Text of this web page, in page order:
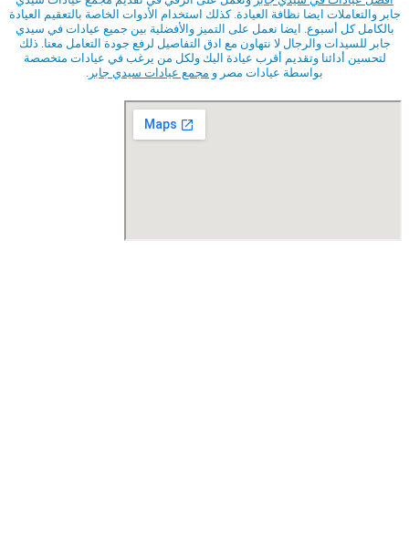
جابر والتعاملات ايضا نظافة العيادة. كذلك استخدام الأدوات الخاصة بالتعقيم العيادة
بالكامل كل أسبوع. ايضا نعمل على التميز والأفضلية بين جميع عيادات في سيدي
جابر للسيدات والرجال لا نتهاون مع ادق التفاصيل لرفع جودة التعامل معنا. ذلك
لتحسين أدائنا وتقديم أقرب عيادة اليك ولكل من يرغب في عيادات متخصصة
بواسطة عيادات مصر و مجمع عيادات سيدي جابر